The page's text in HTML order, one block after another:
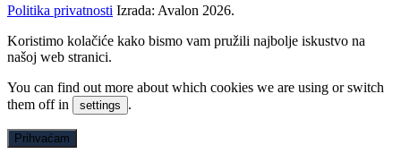
Politika privatnosti Izrada: Avalon 2026.
Koristimo kolačiće kako bismo vam pružili najbolje iskustvo na
našoj web stranici.
You can find out more about which cookies we are using or switch
them off in
settings .
Prihvaćam